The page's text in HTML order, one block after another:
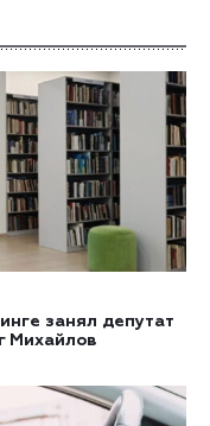
занял депутат
Михайлов